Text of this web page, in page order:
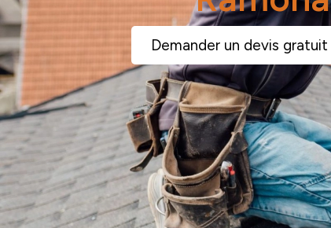
Demander un devis gratuit